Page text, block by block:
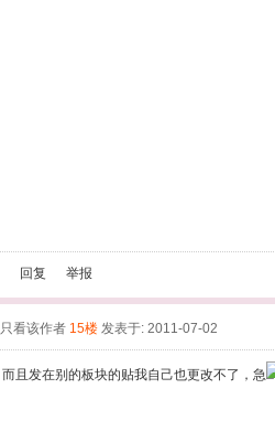
回复 举报
只看该作者 15楼 发表于: 2011-07-02
而且发在别的板块的贴我自己也更改不了，急